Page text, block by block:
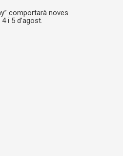
comportarà noves
i 5 d’agost.